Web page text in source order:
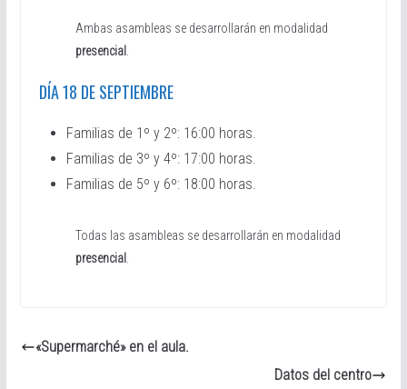
Ambas asambleas se desarrollarán en modalidad
presencial
DÍA 18 DE SEPTIEMBRE
Familias de 1º y 2º: 16:00 horas.
Familias de 3º y 4º: 17:00 horas.
Familias de 5º y 6º: 18:00 horas.
Todas las asambleas se desarrollarán en modalidad
presencial
«Supermarché» en el aula.
Datos del centro